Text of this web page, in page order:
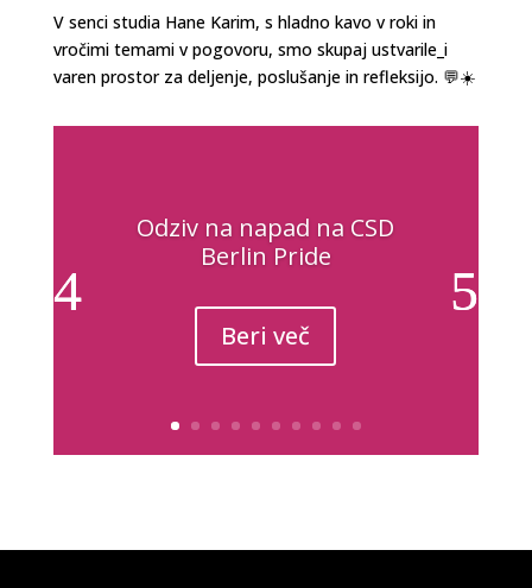
V senci studia Hane Karim, s hladno kavo v roki in
vročimi temami v pogovoru, smo skupaj ustvarile_i
varen prostor za deljenje, poslušanje in refleksijo. 💬☀️
Odziv na napad na CSD
Berlin Pride
Beri več